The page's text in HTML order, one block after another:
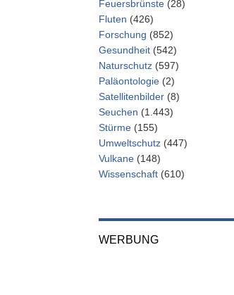
Feuersbrünste (28)
Fluten (426)
Forschung (852)
Gesundheit (542)
Naturschutz (597)
Paläontologie (2)
Satellitenbilder (8)
Seuchen (1.443)
Stürme (155)
Umweltschutz (447)
Vulkane (148)
Wissenschaft (610)
WERBUNG